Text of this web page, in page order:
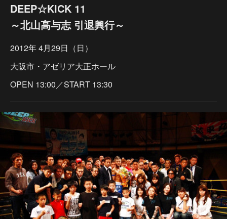
DEEP☆KICK 11
～北山高与志 引退興行～
2012年 4月29日（日）
大阪市・アゼリア大正ホール
OPEN 13:00／START 13:30